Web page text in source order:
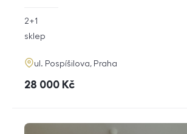
rozměry
2+1
funkce
sklep
adresa
ul. Pospíšilova, Praha
cena
28 000 Kč